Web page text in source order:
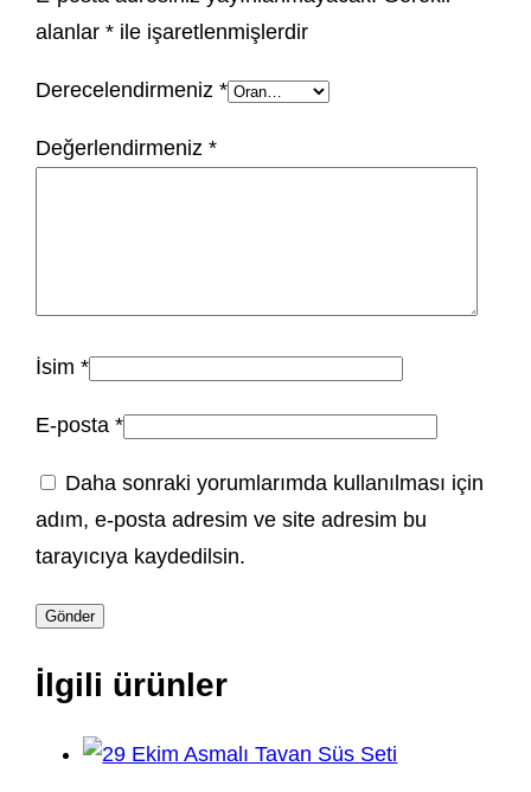
alanlar* ile işaretlenmişlerdir
Derecelendirmeniz*
Değerlendirmeniz*
İsim*
E-posta*
Daha sonraki yorumlarımda kullanılması için
adım, e-posta adresim ve site adresim bu
tarayıcıya kaydedilsin.
İlgili ürünler